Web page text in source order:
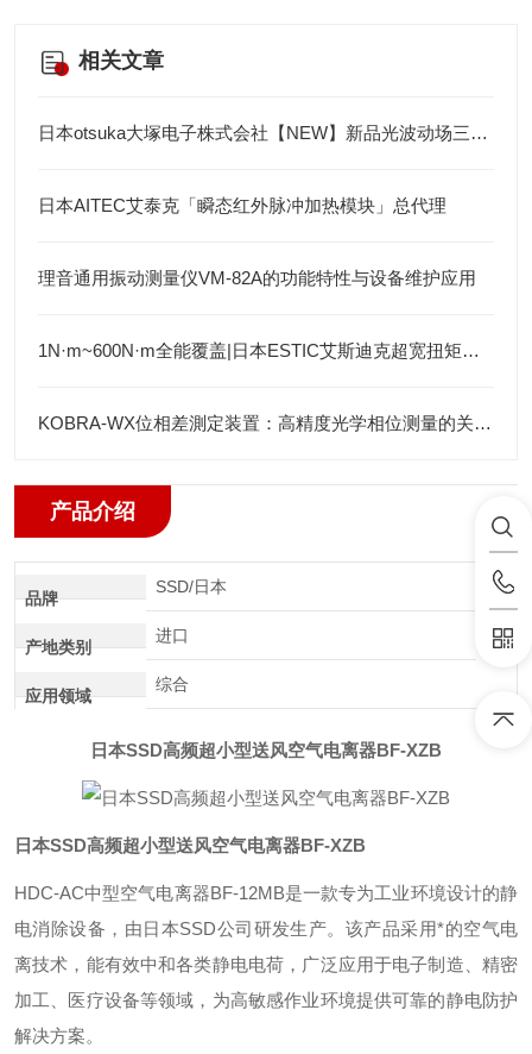
相关文章
日本otsuka大塚电子株式会社【NEW】新品光波动场三次元显微镜MINUK
日本AITEC艾泰克「瞬态红外脉冲加热模块」总代理
理音通用振动测量仪VM-82A的功能特性与设备维护应用
1N·m~600N·m全能覆盖|日本ESTIC艾斯迪克超宽扭矩弯头枪
KOBRA-WX位相差測定装置：高精度光学相位测量的关键技术解析
产品介绍
品牌
SSD/日本
产地类别
进口
应用领域
综合
日本SSD高频超小型送风空气电离器BF-XZB
日本SSD高频超小型送风空气电离器BF-XZB
HDC-AC中型空气电离器BF-12MB是一款专为工业环境设计的静
电消除设备，由日本SSD公司研发生产。该产品采用*的空气电
离技术，能有效中和各类静电电荷，广泛应用于电子制造、精密
加工、医疗设备等领域，为高敏感作业环境提供可靠的静电防护
解决方案。